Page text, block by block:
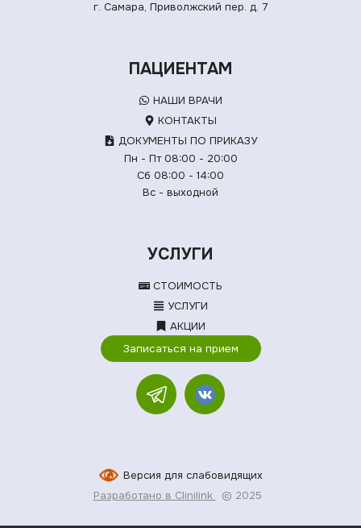
г. Самара, Приволжский пер. д. 7
ПАЦИЕНТАМ
НАШИ ВРАЧИ
КОНТАКТЫ
ДОКУМЕНТЫ ПО ПРИКАЗУ
Пн - Пт 08:00 - 20:00
Сб 08:00 - 14:00
Вс - выходной
УСЛУГИ
СТОИМОСТЬ
УСЛУГИ
АКЦИИ
Записаться на прием
Версия для слабовидящих
Разработано в Clinilink
© 2025